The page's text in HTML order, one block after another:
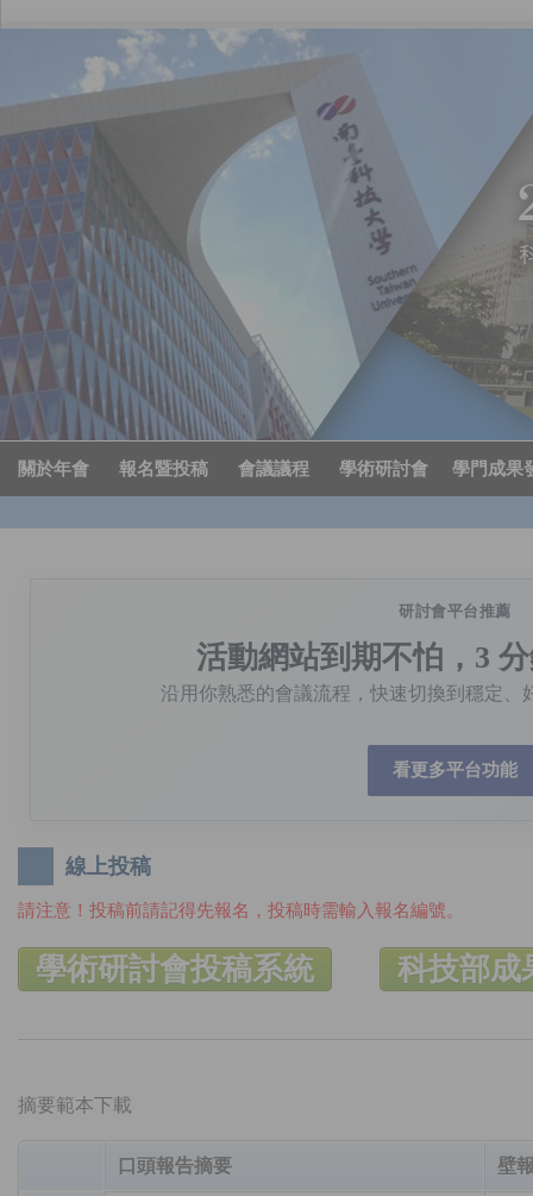
關於年會 報名暨投稿 會議議程 學術研討會 學門成果
研討會平台推薦
活動網站到期不怕，3
沿用你熟悉的會議流程，快速切換到穩定、
看更多平台功能
線上投稿
請注意！投稿前請記得先報名，投稿時需輸入報名編號。
學術研討會投稿系統 科技部成
摘要範本下載
口頭報告摘要 壁